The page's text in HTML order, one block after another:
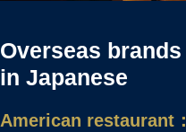
Overseas brands
in Japanese
American restaurant：